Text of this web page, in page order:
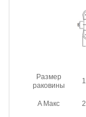
Размер
раковины
A Макс